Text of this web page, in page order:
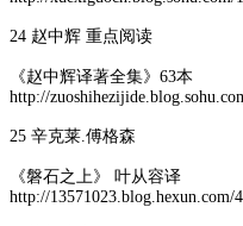
24 赵中辉 重点阅读
《赵中辉译著全集》63本
http://
25 辛克莱.傅格森
《磐石之上》 叶从容译
http://13571023.blog.hexun.com/